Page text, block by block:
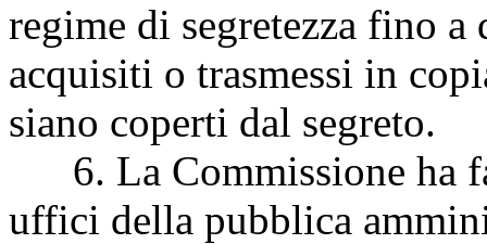
regime di segretezza fino
acquisiti o trasmessi in
siano coperti dal segreto.
6. La Commissione ha
uffici della pubblica